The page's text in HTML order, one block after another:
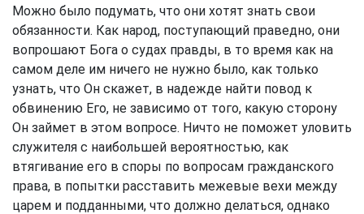
Можно было подумать, что они хотят знать свои
обязанности. Как народ, поступающий праведно, они
вопрошают Бога о судах правды, в то время как на
самом деле им ничего не нужно было, как только
узнать, что Он скажет, в надежде найти повод к
обвинению Его, не зависимо от того, какую сторону
Он займет в этом вопросе. Ничто не поможет уловить
служителя с наибольшей вероятностью, как
втягивание его в споры по вопросам гражданского
права, в попытки расставить межевые вехи между
царем и подданными, что должно делаться, однако